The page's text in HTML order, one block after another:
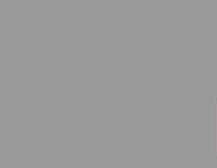
prend connaissance.
l’utilisateur, qui assume la totalité